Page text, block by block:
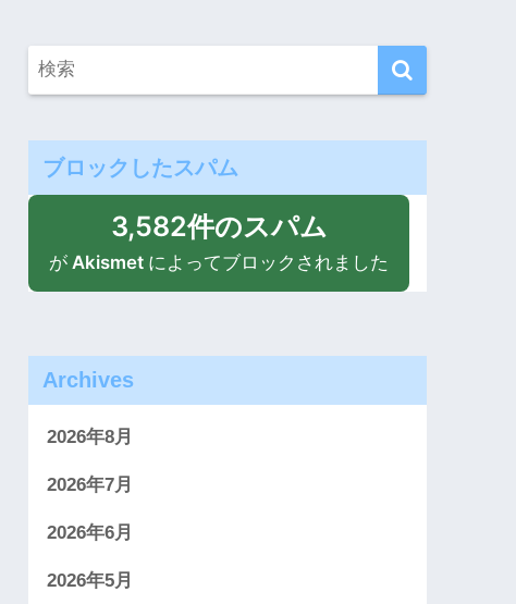
ブロックしたスパム
3,582件のスパム
が Akismet によってブロックされました
Archives
2026年8月
2026年7月
2026年6月
2026年5月